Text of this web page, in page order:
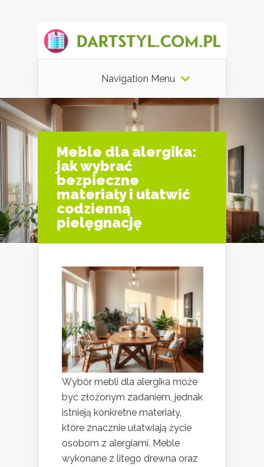
Navigation Menu
Meble dla alergika:
jak wybrać
bezpieczne
materiały i ułatwić
codzienną
pielęgnację
Wybór mebli dla alergika może
być złożonym zadaniem, jednak
istnieją konkretne materiały,
które znacznie ułatwiają życie
osobom z alergiami. Meble
wykonane z litego drewna oraz